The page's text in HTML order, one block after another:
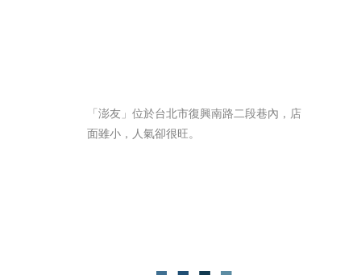
「澎友」位於台北市復興南路二段巷內，店
面雖小，人氣卻很旺。